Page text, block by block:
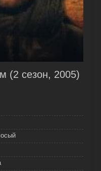
(2 сезон, 2005)